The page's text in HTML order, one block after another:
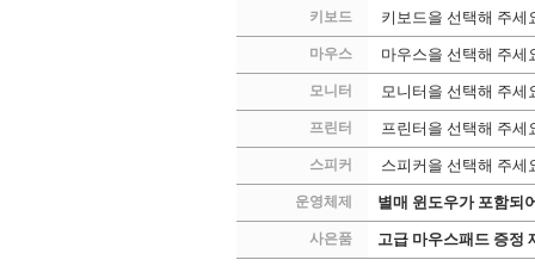
키보드 키보드을 선택해 주세
마우스 마우스을 선택해 주세
모니터 모니터을 선택해 주세
프린터 프린터을 선택해 주세
스피커 스피커을 선택해 주세
운영체제 별매 윈도우가 포함되
사은품 고급 마우스패드 증정